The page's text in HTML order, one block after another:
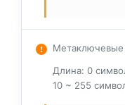
Метаключевые
Длина: 0
10 ~ 255